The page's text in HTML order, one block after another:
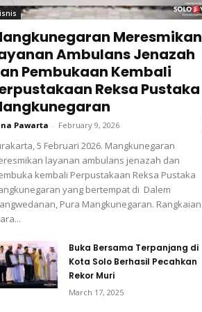
Meresmikan
Ambulans Jenazah
Pembukaan Kembali
Reksa Pustaka
Pawarta - February 9, 2026
5 Februari 2026. Mangkunegaran
layanan ambulans jenazah dan
kembali Perpustakaan Reksa Pustaka
yang bertempat di Dalem
Pura Mangkunegaran. Rangkaian
Buka Bersama Terpanjang di
Kota Solo Berhasil Pecahkan
Rekor Muri
March 17, 2025